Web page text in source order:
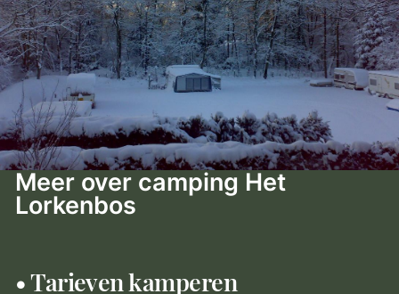
Meer over camping Het
Lorkenbos
• Tarieven kamperen